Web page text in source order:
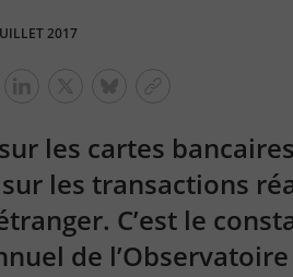
2017
lien
les cartes
les transactions
C’est le
de l’Observatoire